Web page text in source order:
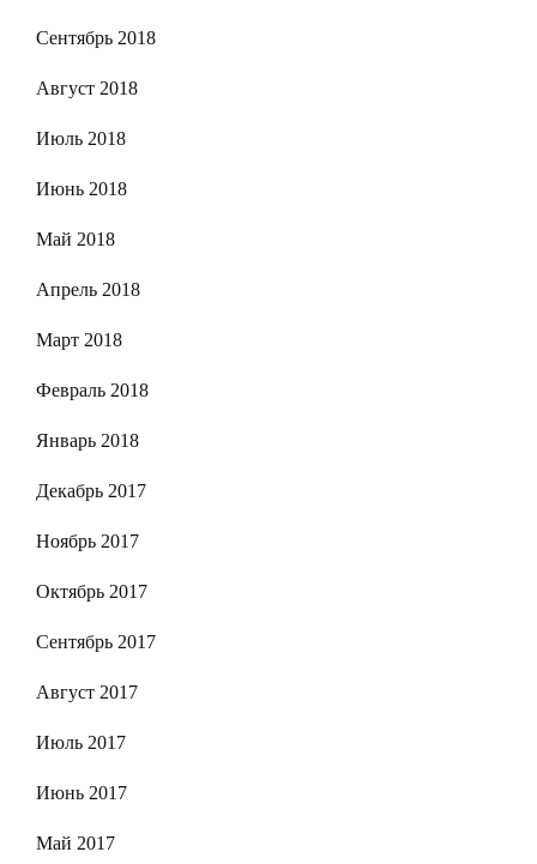
Сентябрь 2018
Август 2018
Июль 2018
Июнь 2018
Май 2018
Апрель 2018
Март 2018
Февраль 2018
Январь 2018
Декабрь 2017
Ноябрь 2017
Октябрь 2017
Сентябрь 2017
Август 2017
Июль 2017
Июнь 2017
Май 2017